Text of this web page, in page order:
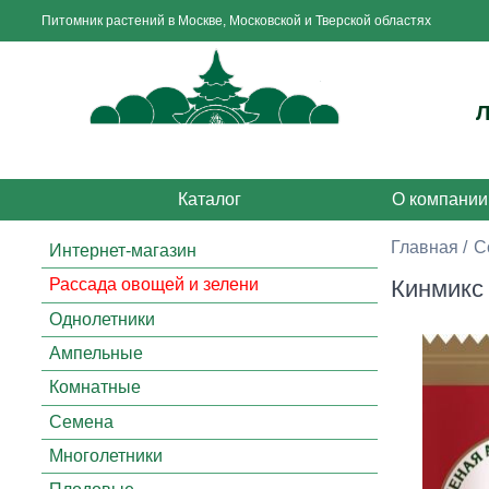
Питомник растений в Москве, Московской и Тверской областях
Каталог О компании
Интернет-магазин
Рассада овощей и зелени
Однолетники
Ампельные
Комнатные
Семена
Многолетники
Главная